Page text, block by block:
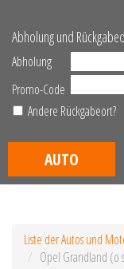
Abholung und
Abholung
Promo-Code
Andere Rückgabeort?
AUTO
Liste der Autos und
Opel Grandland (o